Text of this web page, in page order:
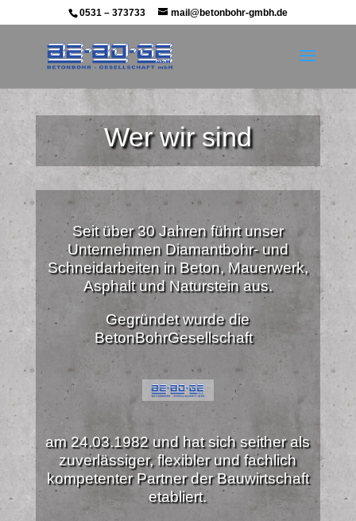
0531 – 373733 mail@betonbohr-gmbh.de
Wer wir sind
Seit über 30 Jahren führt unser
Unternehmen Diamantbohr- und
Schneidarbeiten in Beton, Mauerwerk,
Asphalt und Naturstein aus.
Gegründet wurde die
BetonBohrGesellschaft
am 24.03.1982 und hat sich seither als
zuverlässiger, flexibler und fachlich
kompetenter Partner der Bauwirtschaft
etabliert.